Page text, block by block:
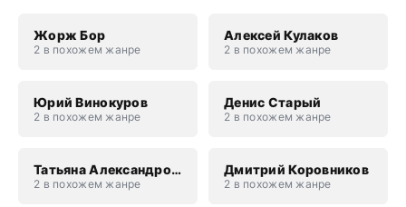
Жорж Бор
2 в похожем жанре
Алексей Кулаков
2 в похожем жанре
Юрий Винокуров
2 в похожем жанре
Денис Старый
2 в похожем жанре
Татьяна Александровна Захарова
2 в похожем жанре
Дмитрий Коровников
2 в похожем жанре